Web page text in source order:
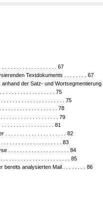
. . . . . . . . . . . . . . . . . . 67
Textdokuments . . . . . . . . 67
der Satz- und Wortsegmentierung
. . . . . . . . . . . . . . . . . . 75
. . . . . . . . . . . . . . . . . . . . . 75
. . . . . . . . . . . . . . . . . . 78
. . . . . . . . . . . . . . . . . . . 79
. . . . . . . . . . . . . . . . . 81
. . . . . . . . . . . . . . . . . . . . . 82
. . . . . . . . . . . . . . . . . . . . 83
. . . . . . . . . . . . . . . . . . . . . 84
. . . . . . . . . . . . . . . . . . . . . . . 85
bereits analysierten Mail . . . . . . . . 86